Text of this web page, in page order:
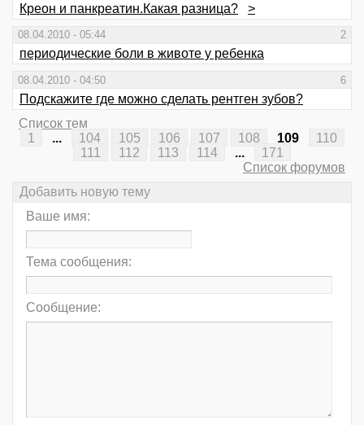
Креон и панкреатин.Какая разница? >
08.04.2010 - 05:44 2
периодические боли в животе у ребенка
08.04.2010 - 04:50 6
Подскажите где можно сделать рентген зубов?
Список тем
1
... 104 105 106 107 108 109
110
111
112 113 114 ...
171
Список форумов
Добавить новую тему
Ваше имя:
Тема сообщения:
Сообщение: